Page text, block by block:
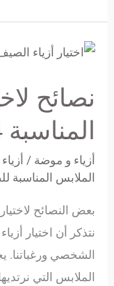
نصائح
المناسبة 2024
أزياء و موضة /
الملابس المناسبة
بعض النصائح
نتذكر أن اختيار
الشخصي ورغباتنا.
الملابس التي
نصائح
أزياء
الصيف
المناسبة
2024